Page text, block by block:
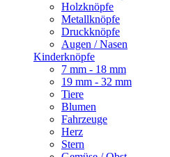
Holzknöpfe
Metallknöpfe
Druckknöpfe
Augen / Nasen
Kinderknöpfe
7 mm - 18 mm
19 mm - 32 mm
Tiere
Blumen
Fahrzeuge
Herz
Stern